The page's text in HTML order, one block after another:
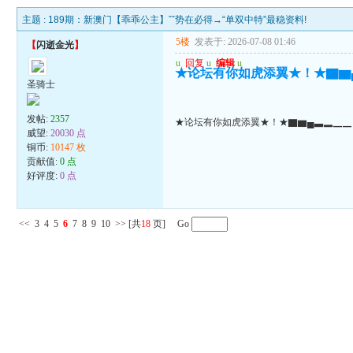
主题 : 189期：新澳门【乖乖公主】ˇˇ势在必得→“单双中特”最稳资料!
【闪逝金光】
圣骑士
发帖:2357
威望:20030 点
铜币: 10147 枚
贡献值:0 点
好评度:0 点
5楼 发表于: 2026-07-08 01:46
u 回复 u 编辑 u
★论坛有你如虎添翼★！
★论坛有你如虎添翼★！★▇▆▄▃▂▁▁
<< 3 4 5 6 7 8 9 10 >> [共18 页] Go